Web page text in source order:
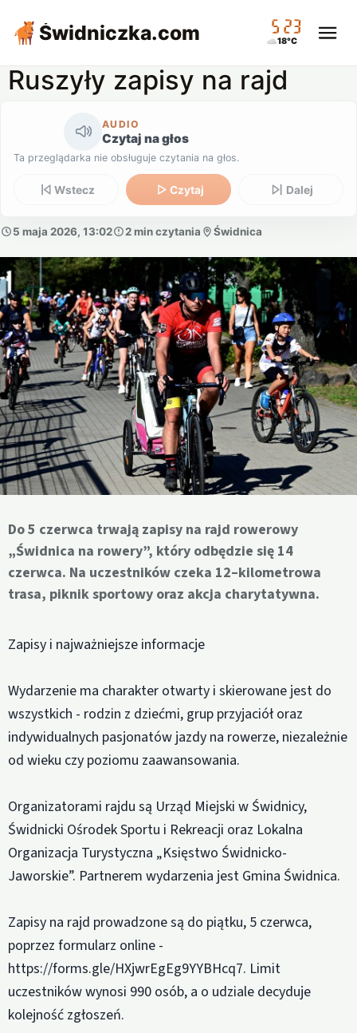
Świdniczka.com 05:23
18°C
Ruszyły zapisy na rajd
AUDIO
Czytaj na głos
Ta przeglądarka nie obsługuje czytania na głos.
Wstecz Czytaj Dalej
5 maja 2026, 13:02 2 min czytania Świdnica
Do 5 czerwca trwają zapisy na rajd rowerowy
„Świdnica na rowery”, który odbędzie się 14
czerwca. Na uczestników czeka 12–kilometrowa
trasa, piknik sportowy oraz akcja charytatywna.
Zapisy i najważniejsze informacje
Wydarzenie ma charakter otwarty i skierowane jest do
wszystkich - rodzin z dziećmi, grup przyjaciół oraz
indywidualnych pasjonatów jazdy na rowerze, niezależnie
od wieku czy poziomu zaawansowania.
Organizatorami rajdu są Urząd Miejski w Świdnicy,
Świdnicki Ośrodek Sportu i Rekreacji oraz Lokalna
Organizacja Turystyczna „Księstwo Świdnicko-
Jaworskie”. Partnerem wydarzenia jest Gmina Świdnica.
Zapisy na rajd prowadzone są do piątku, 5 czerwca,
poprzez formularz online -
https://forms.gle/HXjwrEgEg9YYBHcq7. Limit
uczestników wynosi 990 osób, a o udziale decyduje
kolejność zgłoszeń.